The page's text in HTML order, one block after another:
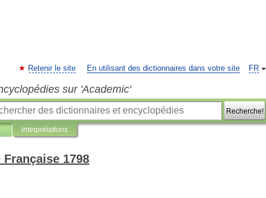
FR
Retenir le site En utilisant des dictionnaires dans votre site
sur 'Academic'
Recherche!
interprétations
1798